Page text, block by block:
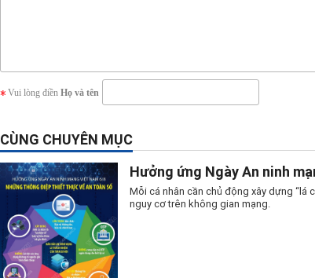
Vui lòng điền Họ và tên
CÙNG CHUYÊN MỤC
Hưởng ứng Ngày An ninh
Mỗi cá nhân cần chủ động xây dựng “lá
nguy cơ trên không gian mạng.